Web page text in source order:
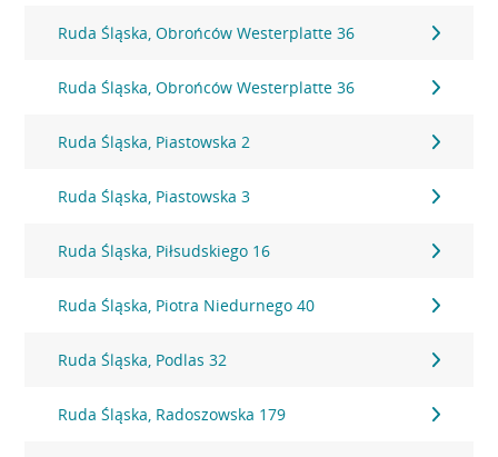
Ruda Śląska, Obrońców Westerplatte 36
Ruda Śląska, Obrońców Westerplatte 36
Ruda Śląska, Piastowska 2
Ruda Śląska, Piastowska 3
Ruda Śląska, Piłsudskiego 16
Ruda Śląska, Piotra Niedurnego 40
Ruda Śląska, Podlas 32
Ruda Śląska, Radoszowska 179